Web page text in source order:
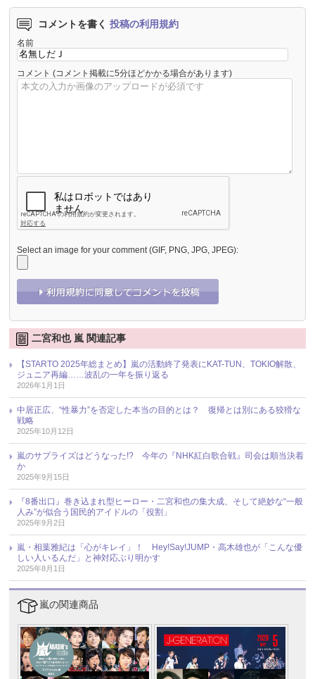
コメントを書く 投稿の利用規約
名前
コメント (コメント掲載に5分ほどかかる場合があります)
Select an image for your comment (GIF, PNG, JPG, JPEG):
二宮和也 嵐 関連記事
【STARTO 2025年総まとめ】嵐の活動終了発表にKAT-TUN、TOKIO解散、
ジュニア再編……波乱の一年を振り返る
2026年1月1日
中居正広、“性暴力”を否定した本当の目的とは？ 復帰とは別にある狡猾な
戦略
2025年10月12日
嵐のサプライズはどうなった!? 今年の『NHK紅白歌合戦』司会は順当決着
か
2025年9月15日
『8番出口』巻き込まれ型ヒーロー・二宮和也の集大成、そして絶妙な“一般
人み”が似合う国民的アイドルの「役割」
2025年9月2日
嵐・相葉雅紀は「心がキレイ」！ Hey!Say!JUMP・高木雄也が「こんな優
しい人いるんだ」と神対応ぶり明かす
2025年8月1日
嵐の関連商品